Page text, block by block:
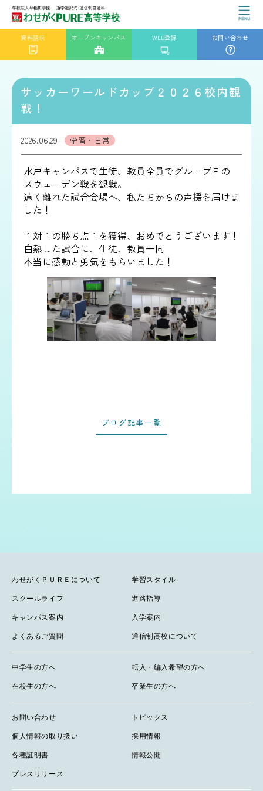
資料請求 オープンキャンパス WEB登録 お問い合わせ
サッカーワールドカップ２０２６校内観
戦！
2026.06.29 学習・日常
水戸キャンパスで生徒、教員全員でグループＦの
スウェーデン戦を観戦。
遠く離れた試合会場へ、私たちからの声援を届けま
した！
１対１の勝ち点１を獲得、おめでとうございます！
白熱した試合に、生徒、教員一同
本当に感動と勇気をもらいました！
ブログ記事一覧
わせがくＰＵＲＥについて 学習スタイル
スクールライフ 進路指導
キャンパス案内 入学案内
よくあるご質問 通信制高校について
中学生の方へ 転入・編入希望の方へ
在校生の方へ 卒業生の方へ
お問い合わせ トピックス
個人情報の取り扱い 採用情報
各種証明書 情報公開
プレスリリース